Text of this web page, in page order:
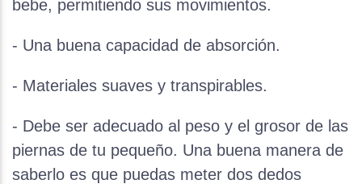
bebe, permitiendo sus movimientos.
- Una buena capacidad de absorción.
- Materiales suaves y transpirables.
- Debe ser adecuado al peso y el grosor de las
piernas de tu pequeño. Una buena manera de
saberlo es que puedas meter dos dedos